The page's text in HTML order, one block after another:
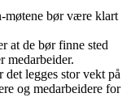
møtene bør være klart
at de bør finne sted
medarbeider.
det legges stor vekt på
og medarbeidere for